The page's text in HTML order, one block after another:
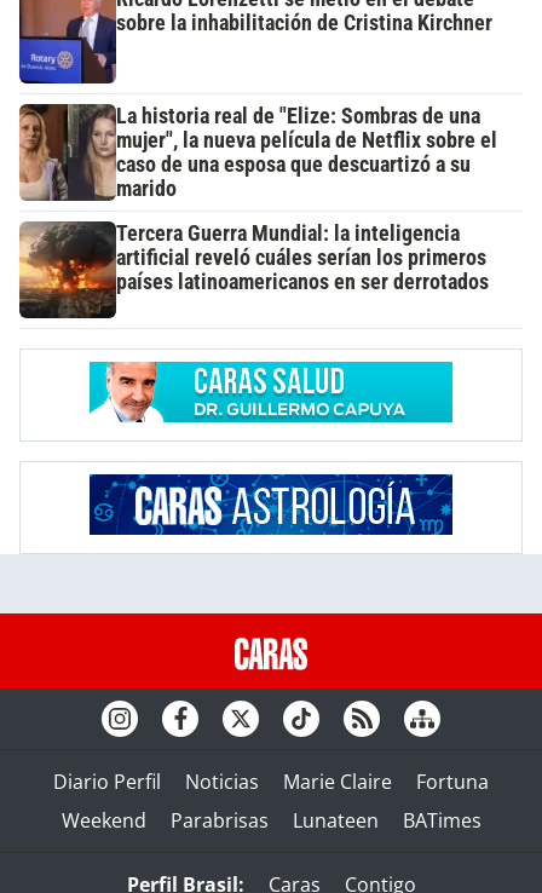
sobre la inhabilitación de Cristina Kirchner
La historia real de "Elize: Sombras de una
mujer", la nueva película de Netflix sobre el
caso de una esposa que descuartizó a su
marido
Tercera Guerra Mundial: la inteligencia
artificial reveló cuáles serían los primeros
países latinoamericanos en ser derrotados
Diario Perfil Noticias Marie Claire
Fortuna
Weekend
Parabrisas Lunateen BATimes
Perfil Brasil: Caras Contigo